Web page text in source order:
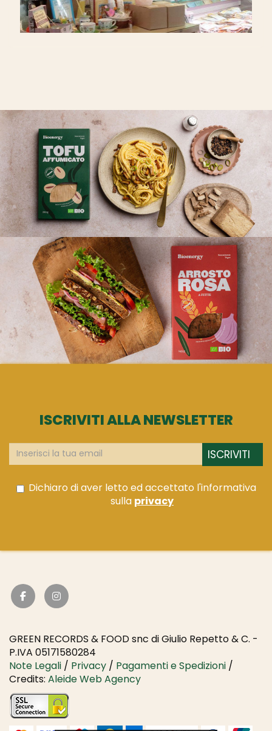
ISCRIVITI ALLA NEWSLETTER
ISCRIVITI
Dichiaro di aver letto ed accettato l'informativa
sulla privacy
GREEN RECORDS & FOOD snc di Giulio Repetto & C. -
P.IVA 05171580284
Note Legali / Privacy / Pagamenti e Spedizioni /
Credits: Aleide Web Agency